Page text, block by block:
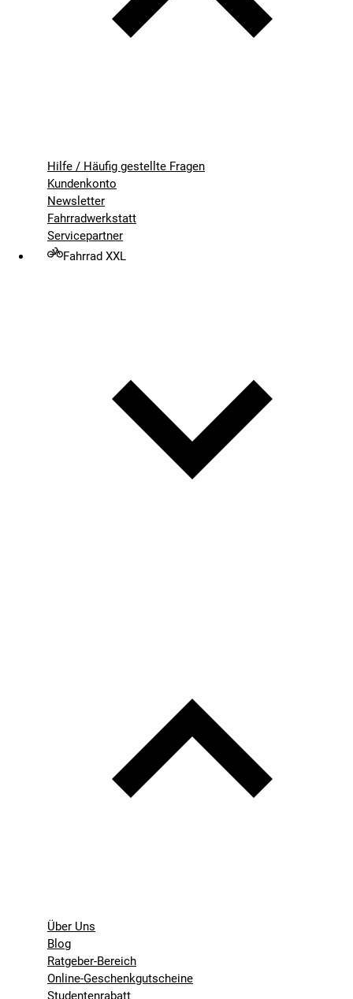
Hilfe / Häufig gestellte Fragen
Kundenkonto
Newsletter
Fahrradwerkstatt
Servicepartner
Fahrrad XXL
Über Uns
Blog
Ratgeber-Bereich
Online-Geschenkgutscheine
Studentenrabatt